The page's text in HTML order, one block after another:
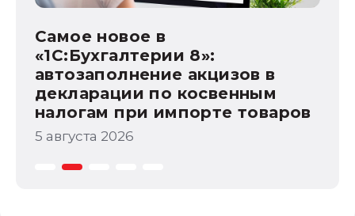
Самое новое в
«1С:Бухгалтерии 8»:
автозаполнение акцизов в
декларации по косвенным
налогам при импорте товаров
5 августа 2026